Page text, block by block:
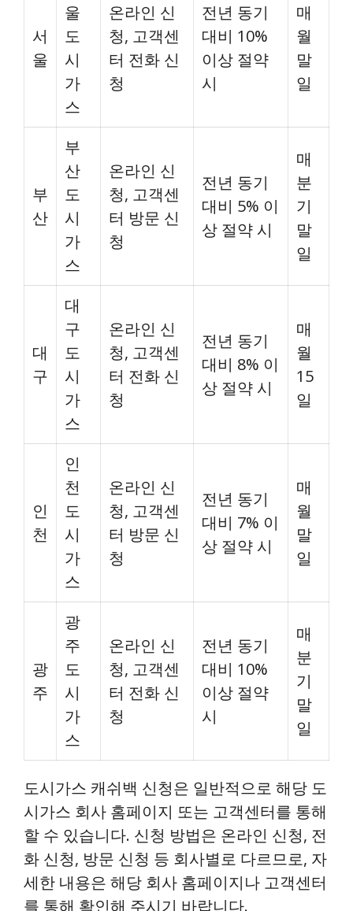
서
울
울
도
시
가
스
온라인 신
청, 고객센
터 전화 신
청
전년 동기
대비 10%
이상 절약
시
매
월
말
일
부
산
부
산
도
시
가
스
온라인 신
청, 고객센
터 방문 신
청
전년 동기
대비 5% 이
상 절약 시
매
분
기
말
일
대
구
대
구
도
시
가
스
온라인 신
청, 고객센
터 전화 신
청
전년 동기
대비 8% 이
상 절약 시
매
월
15
일
인
천
인
천
도
시
가
스
온라인 신
청, 고객센
터 방문 신
청
전년 동기
대비 7% 이
상 절약 시
매
월
말
일
광
주
광
주
도
시
가
스
온라인 신
청, 고객센
터 전화 신
청
전년 동기
대비 10%
이상 절약
시
매
분
기
말
일
도시가스 캐쉬백 신청은 일반적으로 해당 도
시가스 회사 홈페이지 또는 고객센터를 통해
할 수 있습니다. 신청 방법은 온라인 신청, 전
화 신청, 방문 신청 등 회사별로 다르므로, 자
세한 내용은 해당 회사 홈페이지나 고객센터
를 통해 확인해 주시기 바랍니다.